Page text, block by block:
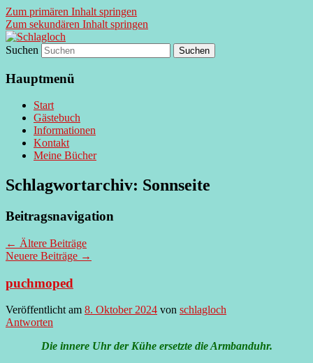
Zum primären Inhalt springen
Zum sekundären Inhalt springen
Schlagloch
supersberger taggedanken
Suchen
Hauptmenü
Start
Gästebuch
Informationen
Kontakt
Meine Bücher
Schlagwortarchiv: Sonnseite
Beitragsnavigation
← Ältere Beiträge
Neuere Beiträge →
puchmoped
Veröffentlicht am 8. Oktober 2024 von schlagloch
Antworten
Die innere Uhr der Kühe ersetzte die Armbanduhr.